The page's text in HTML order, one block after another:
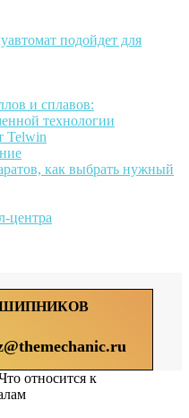
подойдет для
и сплавов:
технологии
как выбрать нужный
центра
относится к